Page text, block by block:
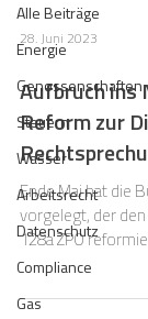
Alle Beiträge
Energie
Genossenschaften
Steuern
Wasser
Arbeitsrecht
Datenschutz
Compliance
Gas
28. Juni 2023
Aufbruch ins
Reform zur
Ende Mai hat die
vorgelegt, der den
128a ZPO